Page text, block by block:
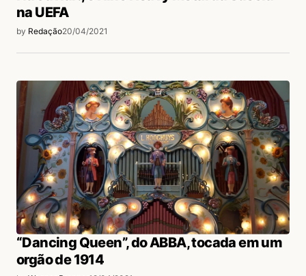
na UEFA
by Redação20/04/2021
“Dancing Queen”, do ABBA, tocada em um
orgão de 1914